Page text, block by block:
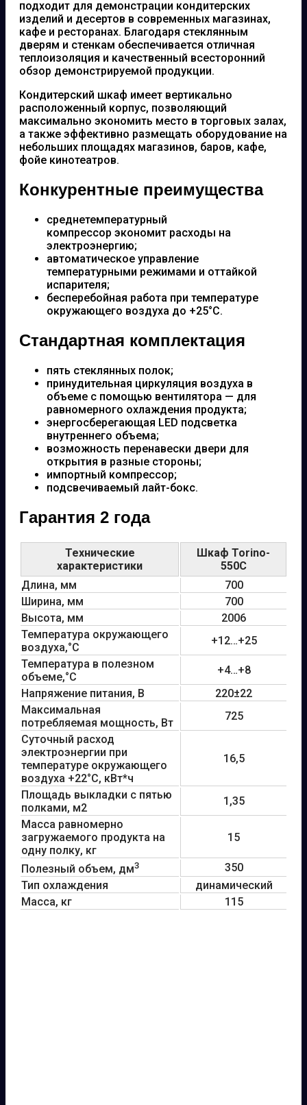
подходит для демонстрации кондитерских
изделий и десертов в современных магазинах,
кафе и ресторанах. Благодаря стеклянным
дверям и стенкам обеспечивается отличная
теплоизоляция и качественный всесторонний
обзор демонстрируемой продукции.
Кондитерский шкаф имеет вертикально
расположенный корпус, позволяющий
максимально экономить место в торговых залах,
а также эффективно размещать оборудование на
небольших площадях магазинов, баров, кафе,
фойе кинотеатров.
Конкурентные преимущества
среднетемпературный
компрессор экономит расходы на
электроэнергию;
автоматическое управление
температурными режимами и оттайкой
испарителя;
бесперебойная работа при температуре
окружающего воздуха до +25°С.
Стандартная комплектация
пять стеклянных полок;
принудительная циркуляция воздуха в
объеме с помощью вентилятора — для
равномерного охлаждения продукта;
энергосберегающая LED подсветка
внутреннего объема;
возможность перенавески двери для
открытия в разные стороны;
импортный компрессор;
подсвечиваемый лайт-бокс.
Гарантия 2 года
Технические
характеристики
Шкаф Torino-
550C
Длина, мм
700
Ширина, мм
700
Высота, мм
2006
Температура окружающего
воздуха,°С
+12…+25
Температура в полезном
объеме,°С
+4…+8
Напряжение питания, В
220±22
Максимальная
потребляемая мощность, Вт
725
Суточный расход
электроэнергии при
температуре окружающего
воздуха +22°С, кВт*ч
16,5
Площадь выкладки с пятью
полками, м2
1,35
Масса равномерно
загружаемого продукта на
одну полку, кг
15
Полезный объем, дм3
350
Тип охлаждения
динамический
Масса, кг
115